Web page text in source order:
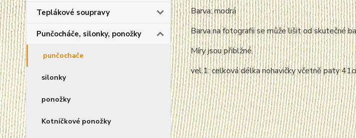
Teplákové soupravy
Punčocháče, silonky, ponožky
punčochače
silonky
ponožky
Kotníčkové ponožky
Barva: modrá
Barva na fotografii se může lišit od skutečné
Míry jsou přiblžné.
vel.1: celková délka nohavičky včetně paty